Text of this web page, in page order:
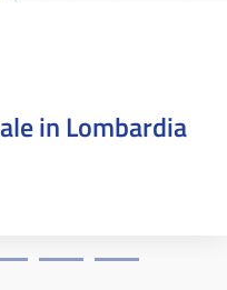
in Lombardia